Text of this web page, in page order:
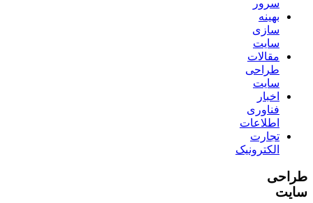
سرور
بهینه
سازی
سایت
مقالات
طراحی
سایت
اخبار
فناوری
اطلاعات
تجارت
الکترونیک
طراحی
سایت